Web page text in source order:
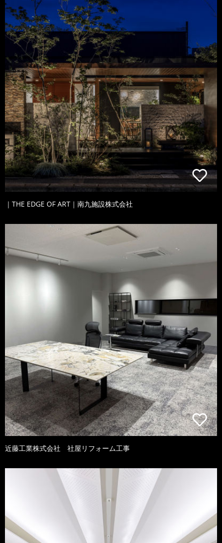
｜THE EDGE OF ART｜南九施設株式会社
近藤工業株式会社 社屋リフォーム工事